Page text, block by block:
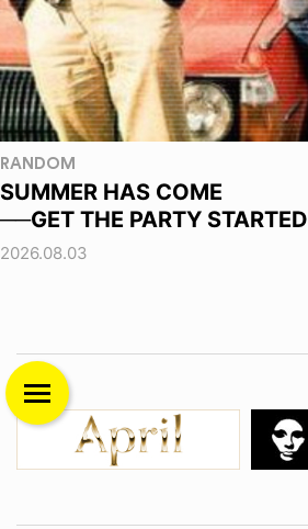
RANDOM
SUMMER HAS COME
──GET THE PARTY STARTED
2026.08.03